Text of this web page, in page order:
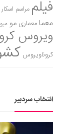
فیلم مراسم اسکار
معمامعماری مو
ویروس
کروناویروس
انتخاب سردبیر